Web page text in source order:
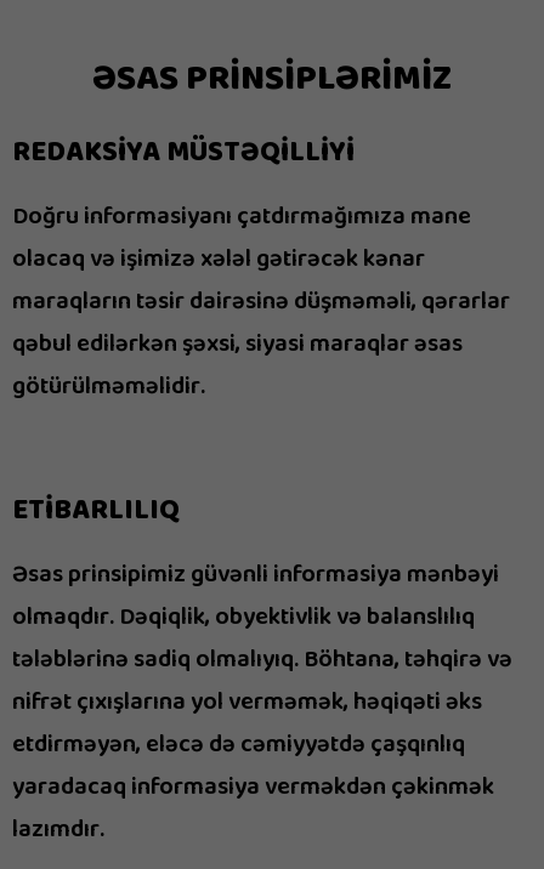
ƏSAS PRİNSİPLƏRİMİZ
REDAKSİYA MÜSTƏQİLLİYİ
Doğru informasiyanı çatdırmağımıza mane
olacaq və işimizə xələl gətirəcək kənar
maraqların təsir dairəsinə düşməməli, qərarlar
qəbul edilərkən şəxsi, siyasi maraqlar əsas
götürülməməlidir.
ETİBARLILIQ
Əsas prinsipimiz güvənli informasiya mənbəyi
olmaqdır. Dəqiqlik, obyektivlik və balanslılıq
tələblərinə sadiq olmalıyıq. Böhtana, təhqirə və
nifrət çıxışlarına yol verməmək, həqiqəti əks
etdirməyən, eləcə də cəmiyyətdə çaşqınlıq
yaradacaq informasiya verməkdən çəkinmək
lazımdır.